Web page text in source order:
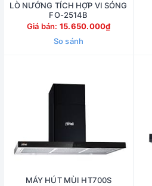
LÒ NƯỚNG TÍCH HỢP VI SÓNG
FO-2514B
Giá bán: 15.650.000₫
So sánh
MÁY HÚT MÙI HT700S